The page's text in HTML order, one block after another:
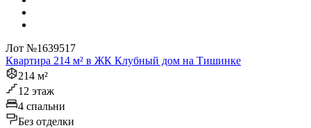
Лот №1639517
Квартира 214 м² в ЖК Клубный дом на Тишинке
214 м²
12 этаж
4 спальни
Без отделки